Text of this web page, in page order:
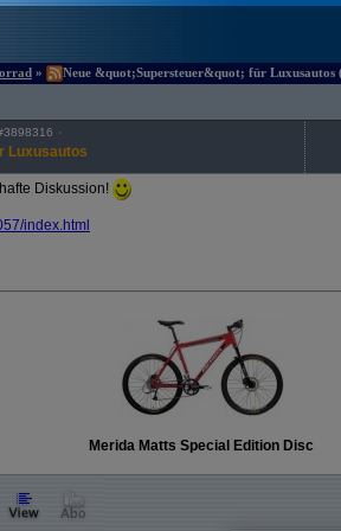
» Neue &quot;Supersteuer&quot; für Luxusautos
3898316
Luxusautos
Diskussion!
index.html
Merida Matts Special Edition Disc